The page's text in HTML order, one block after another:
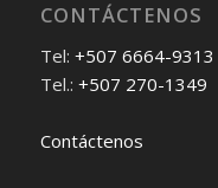
CONTÁCTENOS
Tel: +507 6664-9313
Tel.: +507 270-1349
Contáctenos